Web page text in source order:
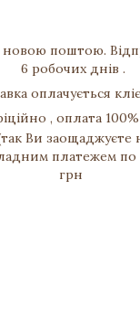
поштою.
6 робочих днів .
оплачується
, оплата
Ви заощаджуєте
платежем по
грн